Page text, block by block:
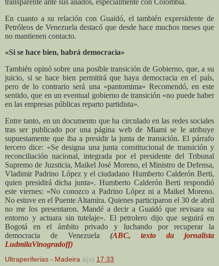
En cuanto a su relación con Guaidó, el también expresidente de
Petróleos de Venezuela destacó que desde hace muchos meses que
no mantienen contacto.
«Si se hace bien, habrá democracia»
También opinó sobre una posible transición de Gobierno, que, a su
juicio, si se hace bien permitirá que haya democracia en el país,
pero de lo contrario será una «pantomima» Recomendó, en este
sentido, que en un eventual gobierno de transición «no puede haber
en las empresas públicas reparto partidista».
Entre tanto, en un documento que ha circulado en las redes sociales
tras ser publicado por una página web de Miami se le atribuye
supuestamente que iba a presidir la junta de transición. El párrafo
tercero dice: «Se designa una junta constitucional de transición y
reconciliación nacional, integrada por el presidente del Tribunal
Supremo de Juzsticia, Maikel José Moreno, el Ministro de Defensa,
Vladimir Padrino López y el ciudadano Humberto Calderón Berti,
quien presidirá dicha junta». Humberto Calderón Berti respondió
este viernes: «No conozco a Padrino López ni a Maikel Moreno.
No estuve en el Puente Altamira. Quienes participaron el 30 de abril
no me los presentaron. Mandé a decir a Guaidó que revisara su
entorno y actuara sin tutelaje». El petrolero dijo que seguirá en
Bogotá en el ámbito privado y luchando por recuperar la
democracia de Venezuela (ABC, texto da jornalista
LudmilaVinogradoff)
Ultraperiferias - Madeira à(s) 17:33